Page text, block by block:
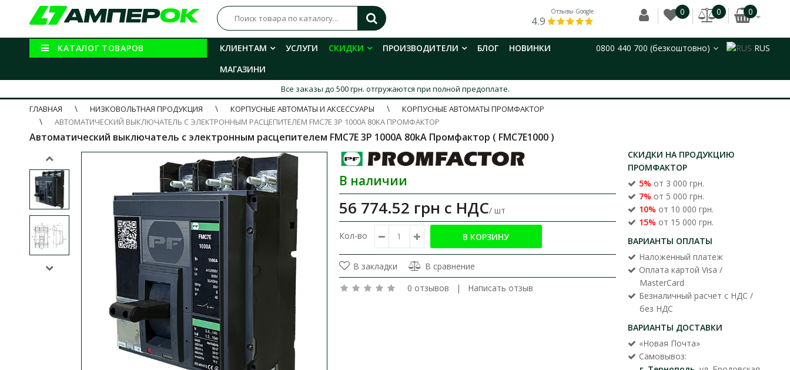
Отзывы Google
4.9
0 0 0
КАТАЛОГ ТОВАРОВ КЛИЕНТАМ УСЛУГИ СКИДКИ ПРОИЗВОДИТЕЛИ БЛОГ
НОВИНКИ
МАГАЗИНИ
0800 440 700 (безкоштовно) RUS
Все заказы до 500 грн. отгружаются при полной предоплате.
ГЛАВНАЯ
НИЗКОВОЛЬТНАЯ ПРОДУКЦИЯ КОРПУСНЫЕ АВТОМАТЫ И АКСЕССУАРЫ
КОРПУСНЫЕ АВТОМАТЫ ПРОМФАКТОР
АВТОМАТИЧЕСКИЙ ВЫКЛЮЧАТЕЛЬ С ЭЛЕКТРОННЫМ РАСЦЕПИТЕЛЕМ FMC7E 3P 1000A 80KA ПРОМФАКТОР
Автоматический выключатель с электронным расцепителем FMC7E 3P 1000A 80kA Промфактор ( FMC7E1000 )
В наличии
56 774.52 грн с НДС/ шт
Кол-во
В закладки
В сравнение
0 отзывов | Написать отзыв
СКИДКИ НА ПРОДУКЦИЮ
ПРОМФАКТОР
5% от 3 000 грн.
7% от 5 000 грн.
10% от 10 000 грн.
15% от 15 000 грн.
ВАРИАНТЫ ОПЛАТЫ
Наложенный платеж
Оплата картой Visa /
MasterCard
Безналичный расчет с НДС /
без НДС
ВАРИАНТЫ ДОСТАВКИ
«Новая Почта»
Самовывоз: